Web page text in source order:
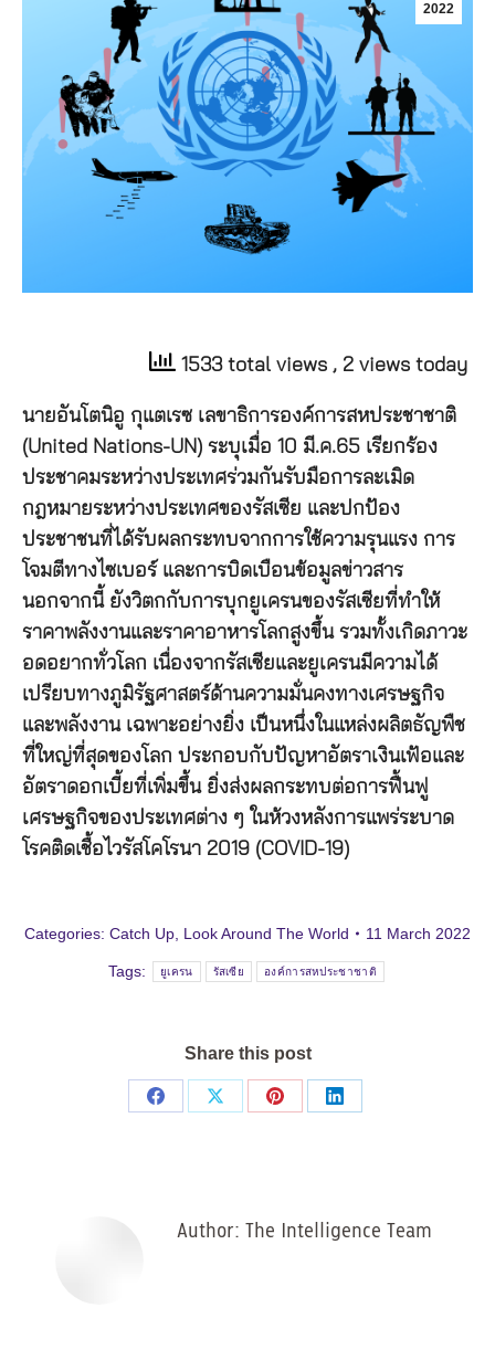
2022
1533 total views , 2 views today
นายอันโตนิอู กุแตเรซ เลขาธิการองค์การสหประชาชาติ
(United Nations-UN) ระบุเมื่อ 10 มี.ค.65 เรียกร้อง
ประชาคมระหว่างประเทศร่วมกันรับมือการละเมิด
กฎหมายระหว่างประเทศของรัสเซีย และปกป้อง
ประชาชนที่ได้รับผลกระทบจากการใช้ความรุนแรง การ
โจมตีทางไซเบอร์ และการบิดเบือนข้อมูลข่าวสาร
นอกจากนี้ ยังวิตกกับการบุกยูเครนของรัสเซียที่ทำให้
ราคาพลังงานและราคาอาหารโลกสูงขึ้น รวมทั้งเกิดภาวะ
อดอยากทั่วโลก เนื่องจากรัสเซียและยูเครนมีความได้
เปรียบทางภูมิรัฐศาสตร์ด้านความมั่นคงทางเศรษฐกิจ
และพลังงาน เฉพาะอย่างยิ่ง เป็นหนึ่งในแหล่งผลิตธัญพืช
ที่ใหญ่ที่สุดของโลก ประกอบกับปัญหาอัตราเงินเฟ้อและ
อัตราดอกเบี้ยที่เพิ่มขึ้น ยิ่งส่งผลกระทบต่อการฟื้นฟู
เศรษฐกิจของประเทศต่าง ๆ ในห้วงหลังการแพร่ระบาด
โรคติดเชื้อไวรัสโคโรนา 2019 (COVID-19)
Categories: Catch Up Look Around The World 11 March 2022
Tags: ยูเครน รัสเซีย องค์การสหประชาชาติ
Share this post
Share
Share
Share
Share
Author: The Intelligence Team